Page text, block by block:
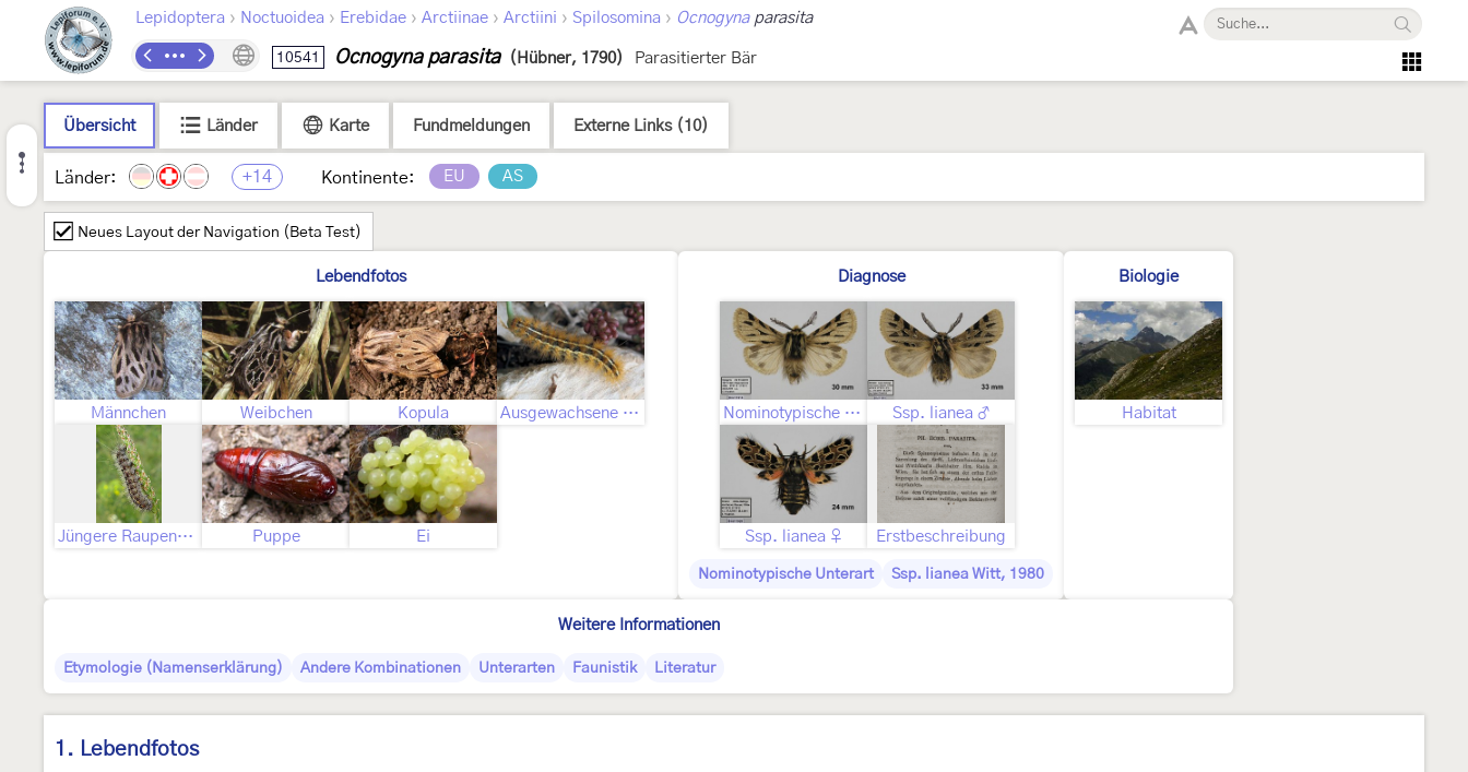
Lepidoptera › Noctuoidea › Erebidae › Arctiinae › Arctiini › Spilosomina › Ocnogynaparasita
10541 Ocnogyna parasita (Hübner, 1790) Parasitierter Bär
Übersicht Länder Karte Fundmeldungen Externe Links (10)
Länder: +14 Kontinente: EU AS
Neues Layout der Navigation (Beta Test)
Lebendfotos
Männchen Weibchen Kopula Ausgewachsene Raupe
Jüngere Raupenstadien Puppe Ei
Diagnose
Nominotypische Unterart ♂ Ssp. lianea ♂
Ssp. lianea ♀ Erstbeschreibung
Nominotypische Unterart Ssp. lianea Witt, 1980
Biologie
Habitat
Weitere Informationen
Etymologie (Namenserklärung) Andere Kombinationen Unterarten Faunistik Literatur
1. Lebendfotos